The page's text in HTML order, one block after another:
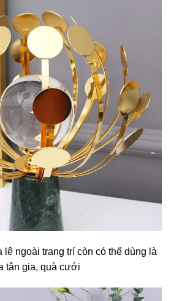
lê ngoài trang trí còn có thể dùng là
tân gia, quà cưới